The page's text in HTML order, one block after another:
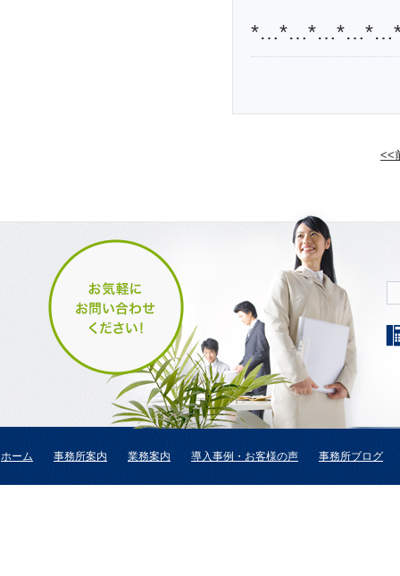
<<
ホーム 事務所案内 業務案内 導入事例・お客様の声 事務所ブログ